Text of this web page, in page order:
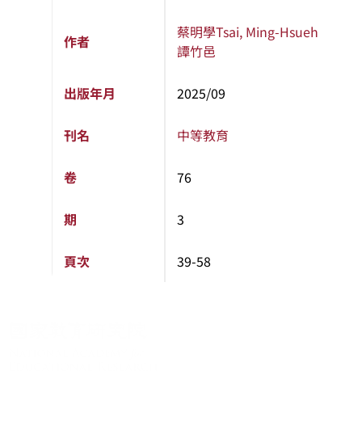
作者 蔡明學Tsai, Ming-Hsueh
譚竹邑
出版年月 2025/09
刊名 中等教育
卷 76
期 3
頁次 39-58